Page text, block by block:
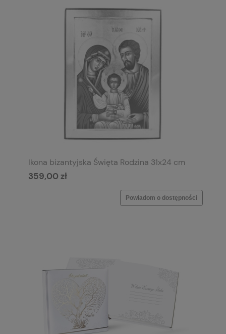
Ikona bizantyjska Święta Rodzina 31x24 cm
359,00 zł
Powiadom o dostępności